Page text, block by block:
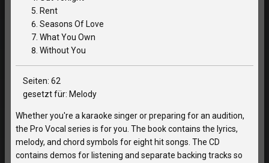
Rent
Seasons Of Love
What You Own
Without You
Seiten: 62
gesetzt für: Melody
Whether you're a karaoke singer or preparing for an audition,
the Pro Vocal series is for you. The book contains the lyrics,
melody, and chord symbols for eight hit songs. The CD
contains demos for listening and separate backing tracks so